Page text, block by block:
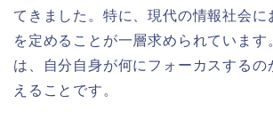
てきました。特に、現代の情報社会に
を定めることが一層求められています
は、自分自身が何にフォーカスするの
えることです。